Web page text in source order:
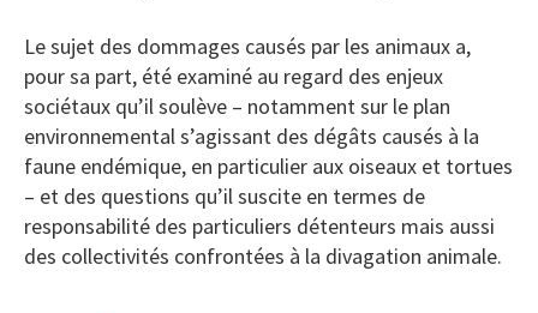
Le sujet des dommages causés par les animaux a,
pour sa part, été examiné au regard des enjeux
sociétaux qu’il soulève – notamment sur le plan
environnemental s’agissant des dégâts causés à la
faune endémique, en particulier aux oiseaux et tortues
– et des questions qu’il suscite en termes de
responsabilité des particuliers détenteurs mais aussi
des collectivités confrontées à la divagation animale.